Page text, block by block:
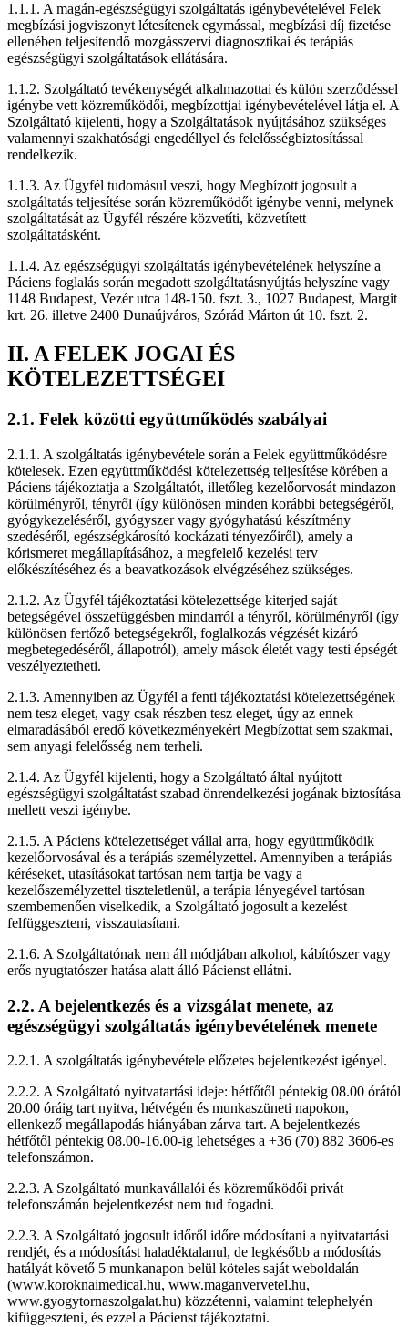
1.1.1. A magán-egészségügyi szolgáltatás igénybevételével Felek
megbízási jogviszonyt létesítenek egymással, megbízási díj fizetése
ellenében teljesítendő mozgásszervi diagnosztikai és terápiás
egészségügyi szolgáltatások ellátására.
1.1.2. Szolgáltató tevékenységét alkalmazottai és külön szerződéssel
igénybe vett közreműködői, megbízottjai igénybevételével látja el. A
Szolgáltató kijelenti, hogy a Szolgáltatások nyújtásához szükséges
valamennyi szakhatósági engedéllyel és felelősségbiztosítással
rendelkezik.
1.1.3. Az Ügyfél tudomásul veszi, hogy Megbízott jogosult a
szolgáltatás teljesítése során közreműködőt igénybe venni, melynek
szolgáltatását az Ügyfél részére közvetíti, közvetített
szolgáltatásként.
1.1.4. Az egészségügyi szolgáltatás igénybevételének helyszíne a
Páciens foglalás során megadott szolgáltatásnyújtás helyszíne vagy
1148 Budapest, Vezér utca 148-150. fszt. 3., 1027 Budapest, Margit
krt. 26. illetve 2400 Dunaújváros, Szórád Márton út 10. fszt. 2.
II. A FELEK JOGAI ÉS
KÖTELEZETTSÉGEI
2.1. Felek közötti együttműködés szabályai
2.1.1. A szolgáltatás igénybevétele során a Felek együttműködésre
kötelesek. Ezen együttműködési kötelezettség teljesítése körében a
Páciens tájékoztatja a Szolgáltatót, illetőleg kezelőorvosát mindazon
körülményről, tényről (így különösen minden korábbi betegségéről,
gyógykezeléséről, gyógyszer vagy gyógyhatású készítmény
szedéséről, egészségkárosító kockázati tényezőiről), amely a
kórismeret megállapításához, a megfelelő kezelési terv
előkészítéséhez és a beavatkozások elvégzéséhez szükséges.
2.1.2. Az Ügyfél tájékoztatási kötelezettsége kiterjed saját
betegségével összefüggésben mindarról a tényről, körülményről (így
különösen fertőző betegségekről, foglalkozás végzését kizáró
megbetegedéséről, állapotról), amely mások életét vagy testi épségét
veszélyeztetheti.
2.1.3. Amennyiben az Ügyfél a fenti tájékoztatási kötelezettségének
nem tesz eleget, vagy csak részben tesz eleget, úgy az ennek
elmaradásából eredő következményekért Megbízottat sem szakmai,
sem anyagi felelősség nem terheli.
2.1.4. Az Ügyfél kijelenti, hogy a Szolgáltató által nyújtott
egészségügyi szolgáltatást szabad önrendelkezési jogának biztosítása
mellett veszi igénybe.
2.1.5. A Páciens kötelezettséget vállal arra, hogy együttműködik
kezelőorvosával és a terápiás személyzettel. Amennyiben a terápiás
kéréseket, utasításokat tartósan nem tartja be vagy a
kezelőszemélyzettel tiszteletlenül, a terápia lényegével tartósan
szembemenően viselkedik, a Szolgáltató jogosult a kezelést
felfüggeszteni, visszautasítani.
2.1.6. A Szolgáltatónak nem áll módjában alkohol, kábítószer vagy
erős nyugtatószer hatása alatt álló Pácienst ellátni.
2.2. A bejelentkezés és a vizsgálat menete, az
egészségügyi szolgáltatás igénybevételének menete
2.2.1. A szolgáltatás igénybevétele előzetes bejelentkezést igényel.
2.2.2. A Szolgáltató nyitvatartási ideje: hétfőtől péntekig 08.00 órától
20.00 óráig tart nyitva, hétvégén és munkaszüneti napokon,
ellenkező megállapodás hiányában zárva tart. A bejelentkezés
hétfőtől péntekig 08.00-16.00-ig lehetséges a +36 (70) 882 3606-es
telefonszámon.
2.2.3. A Szolgáltató munkavállalói és közreműködői privát
telefonszámán bejelentkezést nem tud fogadni.
2.2.3. A Szolgáltató jogosult időről időre módosítani a nyitvatartási
rendjét, és a módosítást haladéktalanul, de legkésőbb a módosítás
hatályát követő 5 munkanapon belül köteles saját weboldalán
(www.koroknaimedical.hu, www.maganvervetel.hu,
www.gyogytornaszolgalat.hu) közzétenni, valamint telephelyén
kifüggeszteni, és ezzel a Pácienst tájékoztatni.